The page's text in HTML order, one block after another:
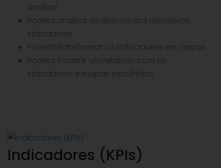
analisar
Poderá analisar os desvios dos respetivos
indicadores
Poderá transformar os indicadores em mapas
Poderá imprimir um relatório com os
indicadores e mapas escolhidos
Indicadores (KPIs)